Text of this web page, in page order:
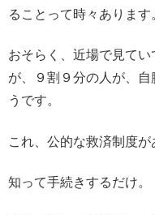
ることって時々あります
おそらく、近場で見て
が、９割９分の人が、
うです。
これ、公的な救済制度が
知って手続きするだけ。